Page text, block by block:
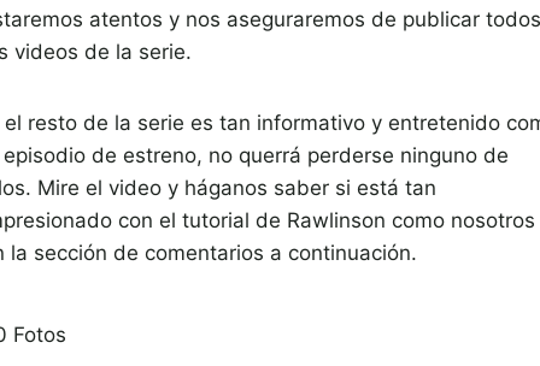
atentos y nos aseguraremos de publicar todos
videos de la serie.
el resto de la serie es tan informativo y entretenido
de estreno, no querrá perderse ninguno de
Mire el video y háganos saber si está tan
con el tutorial de Rawlinson como nosotros
la sección de comentarios a continuación.
Fotos